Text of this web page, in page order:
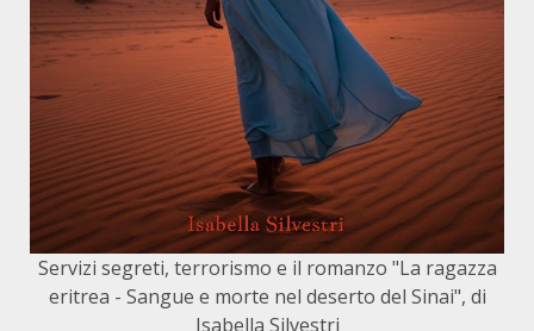
Servizi segreti, terrorismo e il romanzo "La ragazza
eritrea - Sangue e morte nel deserto del Sinai", di
Isabella Silvestri